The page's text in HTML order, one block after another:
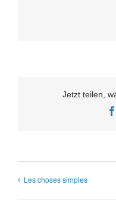
Jetzt teilen,
Les choses simples